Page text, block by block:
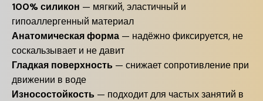
100% силикон — мягкий, эластичный и
гипоаллергенный материал
Анатомическая форма — надёжно фиксируется, не
соскальзывает и не давит
Гладкая поверхность — снижает сопротивление при
движении в воде
Износостойкость — подходит для частых занятий в